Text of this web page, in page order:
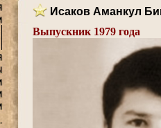
Исаков Аманкул
Выпускник 1979 года